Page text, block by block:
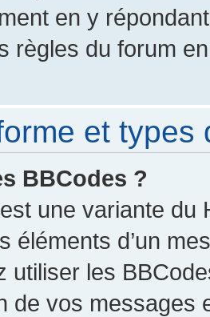
en y
règles du forum
et types
BBCodes ?
une variante du
éléments d’un
utiliser les
de vos messages